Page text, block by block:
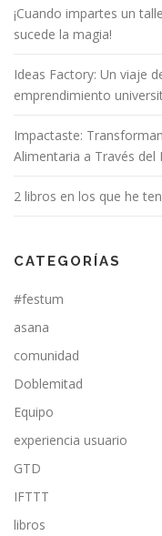
¡Cuando impartes un
sucede la magia!
Ideas Factory: Un viaje
emprendimiento
Impactaste:
Alimentaria a Través del
2 libros en los que he
CATEGORÍAS
#festum
asana
comunidad
Doblemitad
Equipo
experiencia usuario
GTD
IFTTT
libros